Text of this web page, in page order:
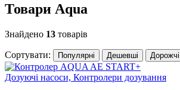
Товари Aqua
Знайдено 13 товарів
Сортувати: Популярні Дешевші Дорожчі
Дозуючі насоси, Контролери дозування